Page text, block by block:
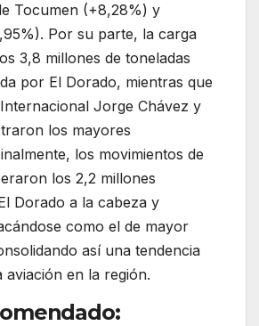
Tocumen (+8,28%) y
Por su parte, la carga
3,8 millones de toneladas
por El Dorado, mientras que
Jorge Chávez y
los mayores
los movimientos de
los 2,2 millones
Dorado a la cabeza y
como el de mayor
así una tendencia
aviación en la región.